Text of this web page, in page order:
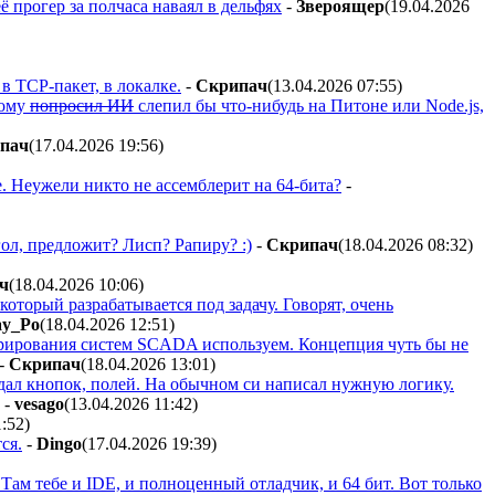
за полчаса наваял в дельфях - Звepoящep(19.04.2026
TCP-пакет, в локалке. - Cкpипaч(13.04.2026 07:55)
попросил ИИ слепил бы что-нибудь на Питоне или Node.js,
(17.04.2026 19:56)
Неужели никто не ассемблерит на 64-бита? -
предложит? Лисп? Рапиру? :) - Cкpипaч(18.04.2026 08:32)
(18.04.2026 10:06)
разрабатывается под задачу. Говорят, очень
(18.04.2026 12:51)
систем SCADA используем. Концепция чуть бы не
Cкpипaч(18.04.2026 13:01)
кнопок, полей. На обычном си написал нужную логику.
- vesago(13.04.2026 11:42)
)
- Dingo(17.04.2026 19:39)
тебе и IDE, и полноценный отладчик, и 64 бит. Вот только